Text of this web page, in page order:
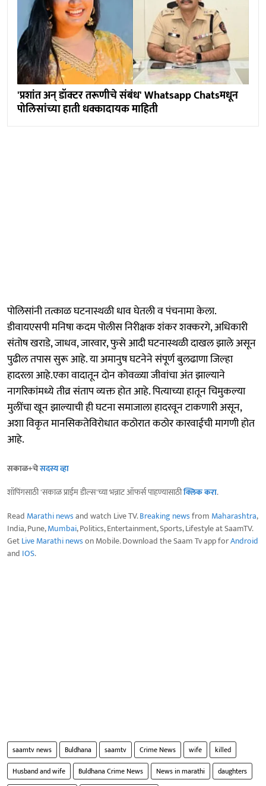
'प्रशांत अन् डॉक्टर तरूणीचे संबंध' Whatsapp Chatsमधून
पोलिसांच्या हाती धक्कादायक माहिती
पोलिसांनी तत्काळ घटनास्थळी धाव घेतली व पंचनामा केला.
डीवायएसपी मनिषा कदम पोलीस निरीक्षक शंकर शक्करगे, अधिकारी
संतोष खराडे, जाधव, जारवार, फुसे आदी घटनास्थळी दाखल झाले असून
पुढील तपास सुरू आहे. या अमानुष घटनेने संपूर्ण बुलढाणा जिल्हा
हादरला आहे.एका वादातून दोन कोवळ्या जीवांचा अंत झाल्याने
नागरिकांमध्ये तीव्र संताप व्यक्त होत आहे. पित्याच्या हातून चिमुकल्या
मुलींचा खून झाल्याची ही घटना समाजाला हादरवून टाकणारी असून,
अशा विकृत मानसिकतेविरोधात कठोरात कठोर कारवाईची मागणी होत
आहे.
सकाळ+चेसदस्य व्हा
शॉपिंगसाठी 'सकाळ प्राईम डील्स'च्या भन्नाट ऑफर्स पाहण्यासाठीक्लिक करा.
Read Marathi newsand watch Live TV.Breaking newsfrom Maharashtra,
India, Pune,Mumbai, Politics, Entertainment, Sports, Lifestyle at SaamTV.
GetLive Marathi newson Mobile. Download the Saam Tv app forAndroid
and IOS.
saamtv news Buldhana saamtv Crime News wife
killed
Husband and wife
Buldhana Crime News News in marathi
daughters